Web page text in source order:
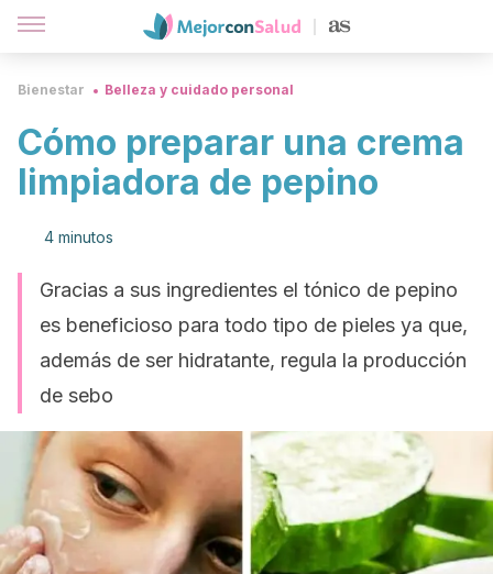
Bienestar Belleza y cuidado personal
Cómo preparar una crema
limpiadora de pepino
4 minutos
Gracias a sus ingredientes el tónico de pepino
es beneficioso para todo tipo de pieles ya que,
además de ser hidratante, regula la producción
de sebo